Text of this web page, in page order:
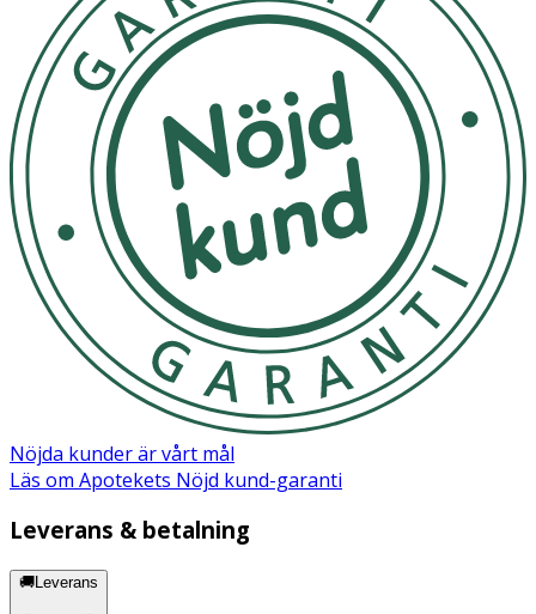
- Lämna inte nappen i direkt solljus eller nära en
värmekälla.
Material
Sköld/Knopp: Polypropen (PP) Sugdel: Silikon
Nöjda kunder är vårt mål
Läs om Apotekets Nöjd kund-garanti
Leverans & betalning
🚚Leverans